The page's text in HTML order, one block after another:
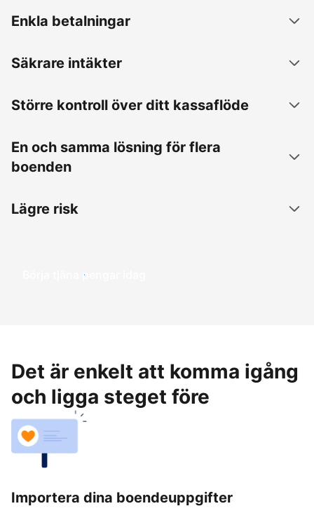
Enkla betalningar
Säkrare intäkter
Större kontroll över ditt kassaflöde
En och samma lösning för flera
boenden
Lägre risk
Börja tjäna pengar idag
Det är enkelt att komma igång
och ligga steget före
Importera dina boendeuppgifter